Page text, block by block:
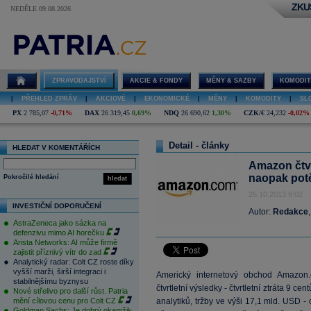
NEDĚLE 09.08.2026
ZPRAVODAJSTVÍ AKCIE & FONDY MĚNY & SAZBY
PŘEHLED ZPRÁV AKCIOVÉ EKONOMICKÉ MĚNY KOMODITY
PX 2 785,07 -0,71% DAX 26 319,45 0,69% NDQ 26 690,62 1,30% CZK/€ 24,232 -0,02%
HLEDAT V KOMENTÁŘÍCH
hledat
Pokročilé hledání
INVESTIČNÍ DOPORUČENÍ
AstraZeneca jako sázka na
defenzivu mimo AI horečku
Arista Networks: AI může firmě
zajistit příznivý vítr do zad
Analytický radar: Colt CZ roste díky
vyšší marži, širší integraci i
stabilnějšímu byznysu
Nové střelivo pro další růst. Patria
mění cílovou cenu pro Colt CZ
Detail - články
Amazon
naopak
25.10.2013 9:02
Autor: Redakce
Americký internetový obchod
čtvrtletní výsledky - čtvrtletní ztráta 9
analytiků, tržby ve výši 17,1 mld. USD